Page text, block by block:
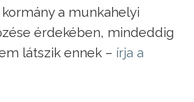
a munkahelyi
érdekében, mindeddig
látszik ennek – írja a